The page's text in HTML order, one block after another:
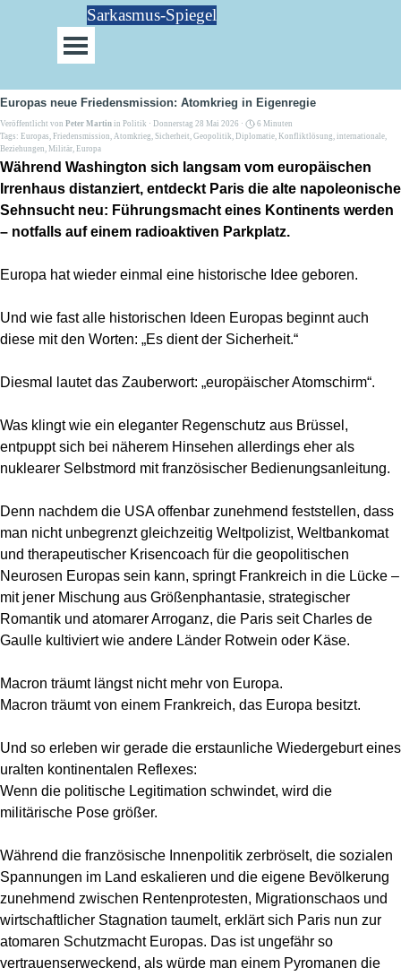
Direkt zum SeiteninhaltSarkasmus-Spiegel
Menü überspringen
Europas neue Friedensmission: Atomkrieg in Eigenregie
Veröffentlicht von Peter Martin in Politik · Donnerstag 28 Mai 2026 ·
6 Minuten
Tags: Europas, Friedensmission, Atomkrieg, Sicherheit, Geopolitik, Diplomatie, Konfliktlösung, internationale,
Beziehungen, Militär, Europa
Während Washington sich langsam vom europäischen
Irrenhaus distanziert, entdeckt Paris die alte napoleonische
Sehnsucht neu: Führungsmacht eines Kontinents werden
– notfalls auf einem radioaktiven Parkplatz.
Europa hat wieder einmal eine historische Idee geboren.
Und wie fast alle historischen Ideen Europas beginnt auch
diese mit den Worten: „Es dient der Sicherheit.“
Diesmal lautet das Zauberwort: „europäischer Atomschirm“.
Was klingt wie ein eleganter Regenschutz aus Brüssel,
entpuppt sich bei näherem Hinsehen allerdings eher als
nuklearer Selbstmord mit französischer Bedienungsanleitung.
Denn nachdem die USA offenbar zunehmend feststellen, dass
man nicht unbegrenzt gleichzeitig Weltpolizist, Weltbankomat
und therapeutischer Krisencoach für die geopolitischen
Neurosen Europas sein kann, springt Frankreich in die Lücke –
mit jener Mischung aus Größenphantasie, strategischer
Romantik und atomarer Arroganz, die Paris seit Charles de
Gaulle kultiviert wie andere Länder Rotwein oder Käse.
Macron träumt längst nicht mehr von Europa.
Macron träumt von einem Frankreich, das Europa besitzt.
Und so erleben wir gerade die erstaunliche Wiedergeburt eines
uralten kontinentalen Reflexes:
Wenn die politische Legitimation schwindet, wird die
militärische Pose größer.
Während die französische Innenpolitik zerbröselt, die sozialen
Spannungen im Land eskalieren und die eigene Bevölkerung
zunehmend zwischen Rentenprotesten, Migrationschaos und
wirtschaftlicher Stagnation taumelt, erklärt sich Paris nun zur
atomaren Schutzmacht Europas. Das ist ungefähr so
vertrauenserweckend, als würde man einem Pyromanen die